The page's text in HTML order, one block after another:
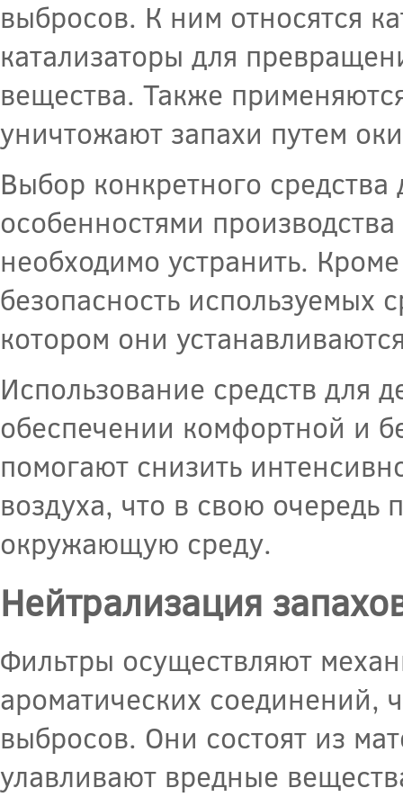
выбросов. К ним относятся
катализаторы для
вещества. Также
уничтожают запахи путем
Выбор конкретного
особенностями
необходимо устранить.
безопасность используемых
котором они
Использование средств для
обеспечении комфортной и
помогают снизить
воздуха, что в свою очередь
окружающую среду.
Нейтрализация
Фильтры осуществляют
ароматических соединений,
выбросов. Они состоят из
улавливают вредные